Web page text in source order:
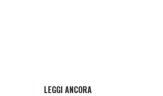
LEGGI ANCORA